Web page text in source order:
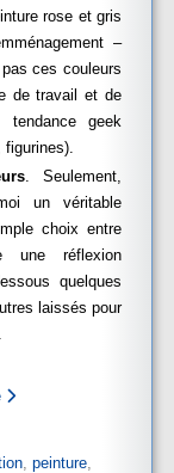
rose et gris
–
ces couleurs
de travail et de
tendance geek
figurines).
. Seulement,
un véritable
choix entre
une réflexion
quelques
laissés pour
, peinture,